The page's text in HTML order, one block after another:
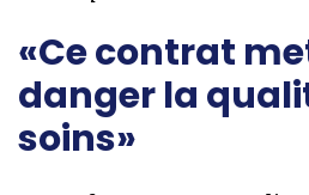
«Ce contrat
danger la
soins»